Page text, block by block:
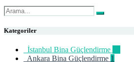
Kategoriler
İstanbul Bina Güçlendirme
Ankara Bina Güçlendirme 1